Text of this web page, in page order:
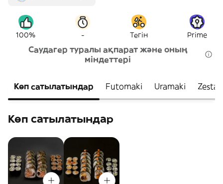
100% - Тегін Prime
Саудагер туралы ақпарат және оның
міндеттері
Көп сатылатындар Futomaki Uramaki
Көп сатылатындар